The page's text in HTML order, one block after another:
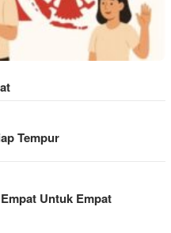
Tempur
Untuk Empat